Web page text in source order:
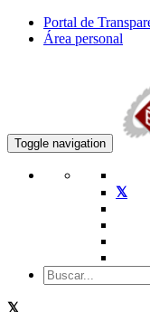
Portal de
Área personal
Toggle navigation